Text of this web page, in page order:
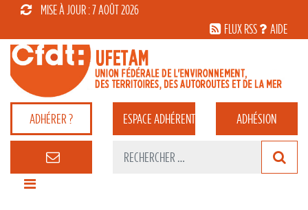
MISE À JOUR : 7 AOÛT 2026
FLUX RSS
AIDE
ADHÉRER ? ESPACEADHÉRENT ADHÉSION